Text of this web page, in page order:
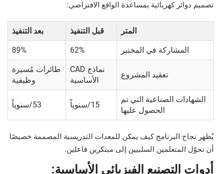
تصميم دوائر كهربائية بمساعدة الواقع الافتراضي:
المتر قبل التنفيذ بعد التنفيذ
المشاركة في المختبر 62%
89%
تعقيد المشروع
نماذج CAD
الأساسية
طائرات مُسيرة
وظيفية
الشهادات الصناعية التي تم
الحصول عليها
15/سنوياً 53/سنوياً
يُظهر نجاح البرنامج كيف يمكن للمعدات التدريسية المصممة خصيصًا
أن تحوّل المتعلمين السلبيين إلى مبتكرين فاعلين.
أدوات التصنيع الفيزيائي الأساسية: